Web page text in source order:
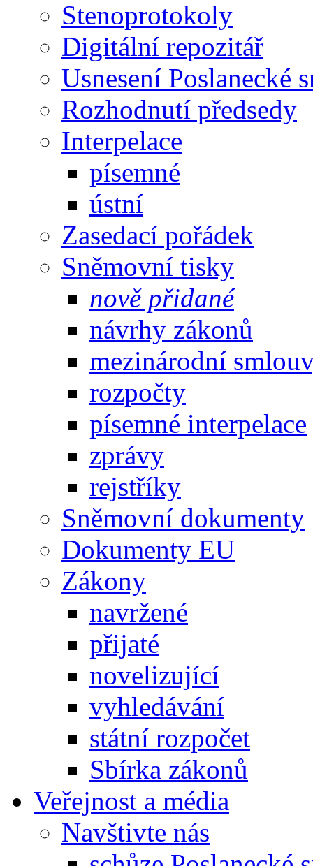
Stenoprotokoly
Digitální repozitář
Usnesení Poslanecké
Rozhodnutí předsedy
Interpelace
písemné
ústní
Zasedací pořádek
Sněmovní tisky
nově přidané
návrhy zákonů
mezinárodní
rozpočty
písemné interpelace
zprávy
rejstříky
Sněmovní dokumenty
Dokumenty EU
Zákony
navržené
přijaté
novelizující
vyhledávání
státní rozpočet
Sbírka zákonů
Veřejnost a média
Navštivte nás